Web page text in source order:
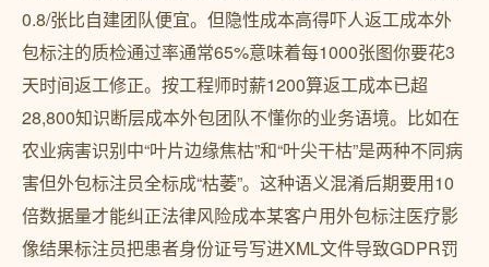
0.8/张比自建团队便宜。但隐性成本高得吓人返工成本外
包标注的质检通过率通常65%意味着每1000张图你要花3
天时间返工修正。按工程师时薪1200算返工成本已超
28,800知识断层成本外包团队不懂你的业务语境。比如在
农业病害识别中“叶片边缘焦枯”和“叶尖干枯”是两种不同病
害但外包标注员全标成“枯萎”。这种语义混淆后期要用10
倍数据量才能纠正法律风险成本某客户用外包标注医疗影
像结果标注员把患者身份证号写进XML文件导致GDPR罚